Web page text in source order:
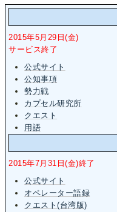
2015年5月29日(金)
サービス終了
公式サイト
公知事項
勢力戦
カプセル研究所
クエスト
用語
2015年7月31日(金)終了
公式サイト
オペレーター語録
クエスト(台湾版)